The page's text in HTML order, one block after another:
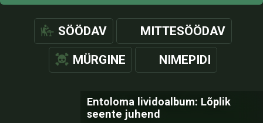
SÖÖDAV MITTESÖÖDAV
MÜRGINE NIMEPIDI
Entoloma lividoalbum: Lõplik
seente juhend